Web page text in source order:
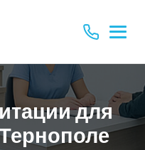
для